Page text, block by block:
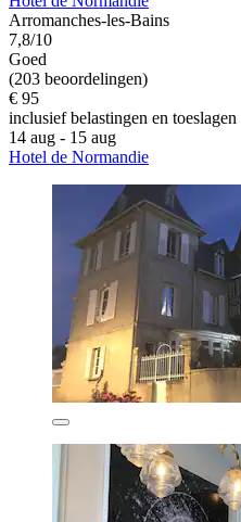
Arromanches-les-Bains
7,8/10
Goed
(203 beoordelingen)
€ 95
inclusief belastingen en toeslagen
14 aug - 15 aug
Hotel de Normandie